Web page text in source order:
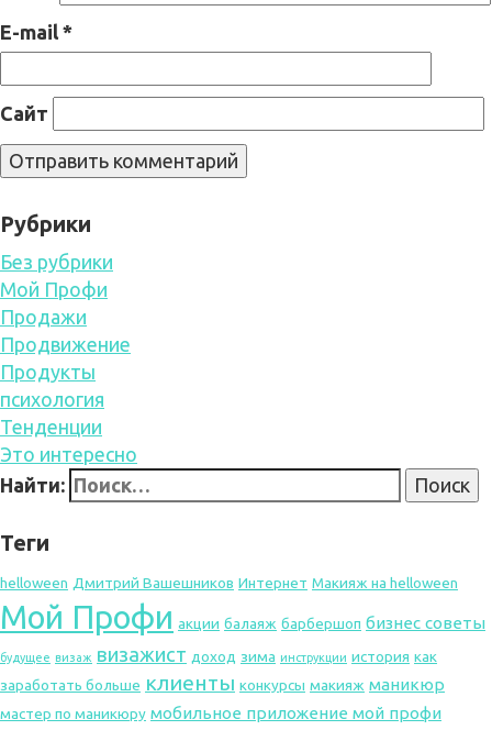
E-mail *
Сайт
Рубрики
Без рубрики
Мой Профи
Продажи
Продвижение
Продукты
психология
Тенденции
Это интересно
Найти:
Теги
helloween Дмитрий Вашешников Интернет Макияж на helloween
Мой Профи акции балаяж барбершоп бизнес советы
будущее визаж визажист доход зима инструкции история как
заработать больше клиенты конкурсы макияж маникюр
мастер по маникюру мобильное приложение мой профи